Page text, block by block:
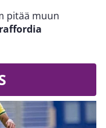
pitää muun